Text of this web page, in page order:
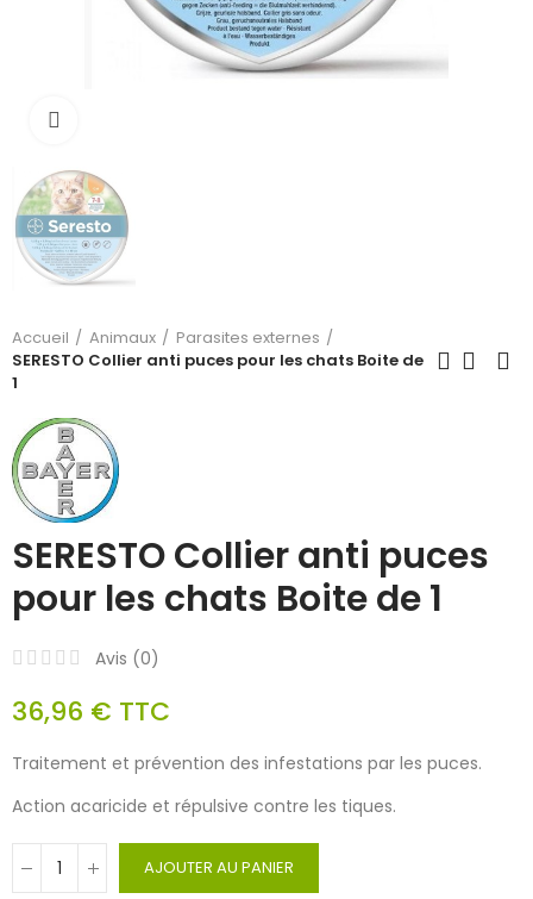
Accueil Animaux
Parasites externes
SERESTO Collier anti puces pour les chats Boite de
1
SERESTO Collier anti puces
pour les chats Boite de 1
Avis (0)
36,96 € TTC
Traitement et prévention des infestations par les puces.
Action acaricide et répulsive contre les tiques.
AJOUTER AU PANIER